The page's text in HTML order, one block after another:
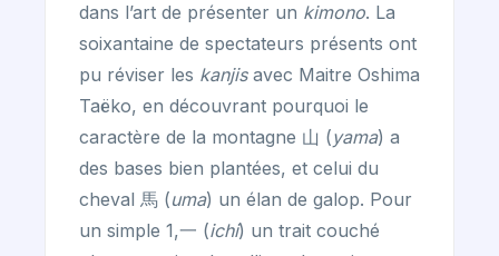
dans l’art de présenter un kimono. La
soixantaine de spectateurs présents ont
pu réviser les kanjisavec Maitre Oshima
Taëko, en découvrant pourquoi le
caractère de la montagne 山 (yama) a
des bases bien plantées, et celui du
cheval 馬 (uma) un élan de galop. Pour
un simple 1,一 (ichi) un trait couché